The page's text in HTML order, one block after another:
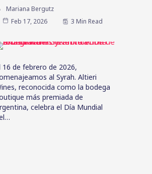
Mariana Bergutz
Feb 17, 2026
3 Min Read
16 de febrero de 2026,
al Syrah. Altieri
reconocida como la bodega
más premiada de
celebra el Día Mundial